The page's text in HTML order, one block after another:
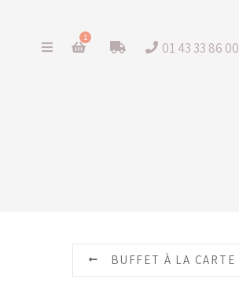
1
01 43 33 86 00
BUFFET À LA CARTE